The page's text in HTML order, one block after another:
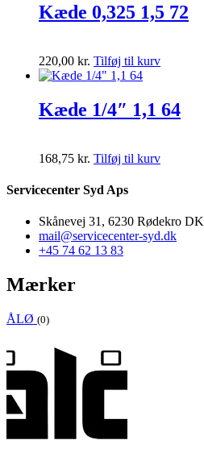
Kæde 0,325 1,5 72
220,00 kr. Tilføj til kurv
Kæde 1/4″ 1,1 64
168,75 kr. Tilføj til kurv
Servicecenter Syd Aps
Skånevej 31, 6230 Rødekro DK
mail@servicecenter-syd.dk
+45 74 62 13 83
Mærker
ÅLØ (0)